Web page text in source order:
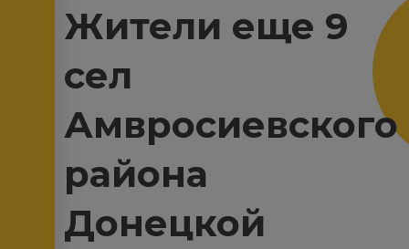
Жители еще 9
сел
Амвросиевского
района
Донецкой